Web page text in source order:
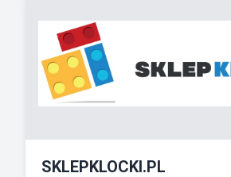
SKLEPKLOCKI.PL